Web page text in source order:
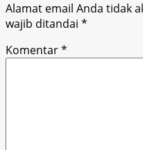
Alamat email Anda tidak
wajib ditandai *
Komentar*